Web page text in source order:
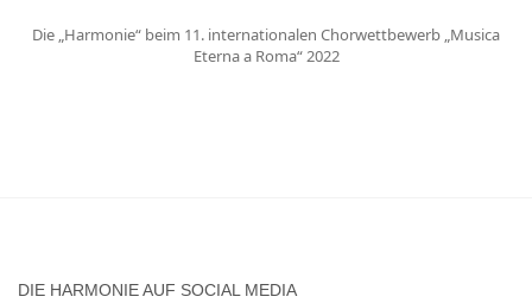
Die „Harmonie“ beim 11. internationalen Chorwettbewerb „Musica
Eterna a Roma“ 2022
DIE HARMONIE AUF SOCIAL MEDIA